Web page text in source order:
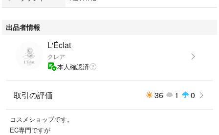
#リバイタル(REVITAL)
#コスメ/美容
#スキンケア/基礎化粧品
#洗顔料
出品者情報
L'Éclat
クレア
本人確認済
取引の評価 36 1 0
コスメショップです。
EC専門ですが